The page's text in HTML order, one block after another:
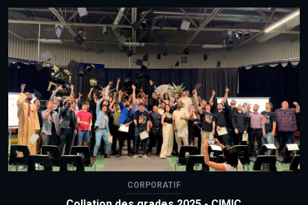
CORPORATIF